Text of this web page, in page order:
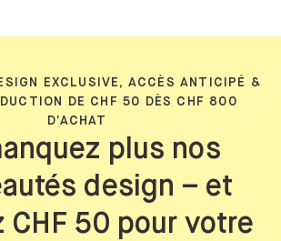
EXCLUSIVE, ACCÈS ANTICIPÉ &
DE CHF 50 DÈS CHF 800
D’ACHAT
plus nos
design – et
CHF 50 pour votre